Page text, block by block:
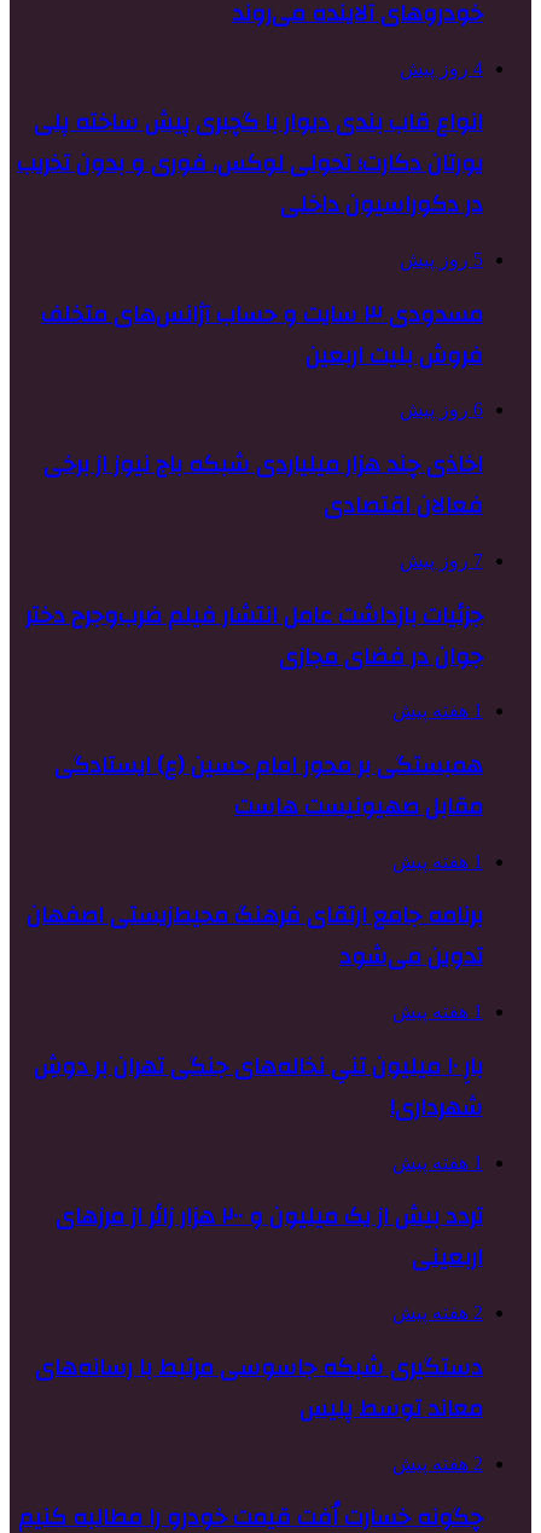
خودروهای آلاینده می‌روند
4 روز پیش
انواع قاب بندی دیوار با گچبری پیش ساخته پلی
یورتان دکارت؛ تحولی لوکس، فوری و بدون تخریب
در دکوراسیون داخلی
5 روز پیش
مسدودی ۳ سایت و حساب آژانس‌های متخلف
فروش بلیت اربعین
6 روز پیش
اخاذی چند هزار میلیاردی شبکه باج نیوز از برخی
فعالان اقتصادی
7 روز پیش
جزئیات بازداشت عامل انتشار فیلم ضرب‌وجرح دختر
جوان در فضای مجازی
1 هفته پیش
همبستگی بر محور امام حسین (ع) ایستادگی
مقابل صهیونیست هاست
1 هفته پیش
برنامه جامع ارتقای فرهنگ محیط‌زیستی اصفهان
تدوین می‌شود
1 هفته پیش
بارِ ۱۰ میلیون تنیِ نخاله‌های جنگی تهران بر دوشِ
شهرداری!
1 هفته پیش
تردد بیش از یک میلیون و ۲۰۰ هزار زائر از مرزهای
اربعینی
2 هفته پیش
دستگیری شبکه جاسوسی مرتبط با رسانه‌های
معاند توسط پلیس
2 هفته پیش
چگونه خسارت اُفت قیمت خودرو را مطالبه کنیم